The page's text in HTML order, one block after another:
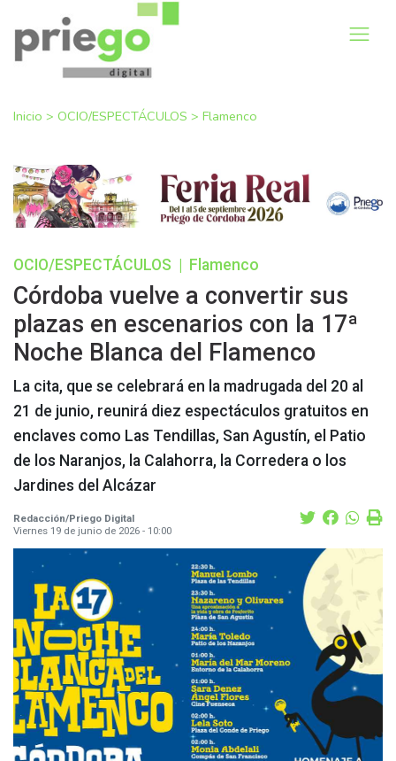
Inicio > OCIO/ESPECTÁCULOS > Flamenco
OCIO/ESPECTÁCULOS Flamenco
Córdoba vuelve a convertir sus
plazas en escenarios con la 17ª
Noche Blanca del Flamenco
La cita, que se celebrará en la madrugada del 20 al
21 de junio, reunirá diez espectáculos gratuitos en
enclaves como Las Tendillas, San Agustín, el Patio
de los Naranjos, la Calahorra, la Corredera o los
Jardines del Alcázar
Redacción/Priego Digital
Viernes 19 de junio de 2026 - 10:00